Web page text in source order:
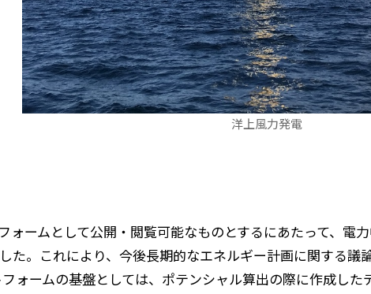
洋上風力発電
ームとして公開・閲覧可能なものとするにあたって、電
。これにより、今後長期的なエネルギー計画に関する議
ォームの基盤としては、ポテンシャル算出の際に作成した